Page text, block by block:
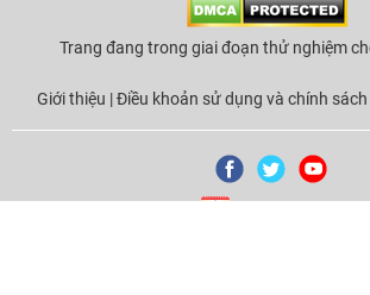
Trang đang trong giai đoạn thử nghiệm
Giới thiệu |Điều khoản sử dụng và chính